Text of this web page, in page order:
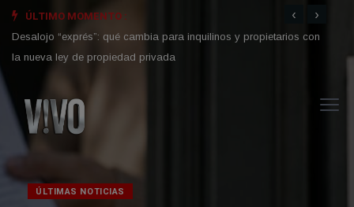
ÚLTIMO MOMENTO :
Desalojo “exprés”: qué cambia para inquilinos y propietarios con
la nueva ley de propiedad privada
‹ ›
ÚLTIMAS NOTICIAS